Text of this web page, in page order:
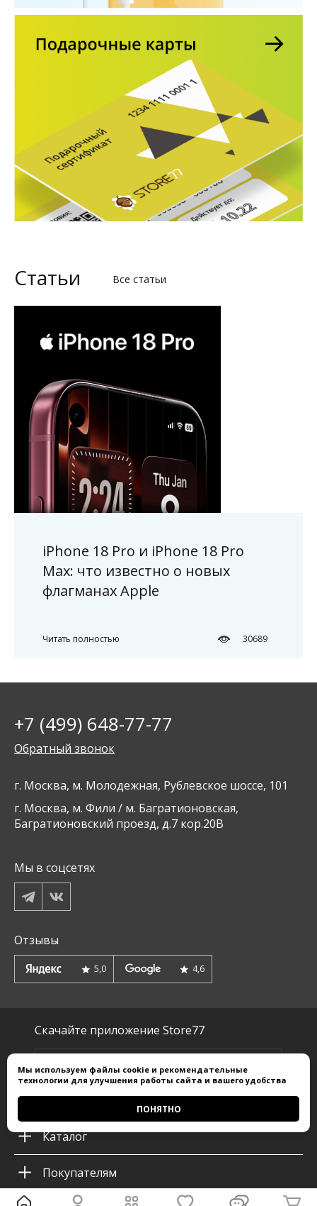
Статьи Все статьи
iPhone 18 Pro и iPhone 18 Pro
Max: что известно о новых
флагманах Apple
Читать полностью 30689
+7 (499) 648-77-77
Обратный звонок
г. Москва, м. Молодежная, Рублевское шоссе, 101
г. Москва, м. Фили / м. Багратионовская,
Багратионовский проезд, д.7 кор.20В
Мы в соцсетях
Отзывы
5,0 4,6
Скачайте приложение Store77
Каталог
Покупателям
Мы используем файлы cookie и рекомендательные
технологии для улучшения работы сайта и вашего удобства
ПОНЯТНО